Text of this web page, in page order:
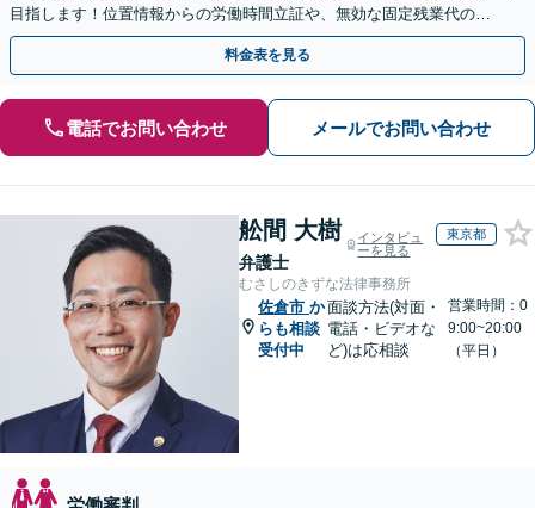
目指します！位置情報からの労働時間立証や、無効な固定残業代の調
査もお任せください。【夜間や休日相談可】
料金表を見る
電話でお問い合わせ メールでお問い合わせ
舩間 大樹
弁護士
インタビュ
ーを見る
東京都
むさしのきずな法律事務所
佐倉市 か
らも相談
受付中
面談方法(対面・
電話・ビデオな
ど)は応相談
営業時間：0
9:00~20:00
（平日）